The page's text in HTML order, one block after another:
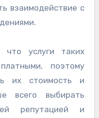
взаимодействие с
что услуги таких
поэтому
их стоимость и
всего выбирать
репутацией и